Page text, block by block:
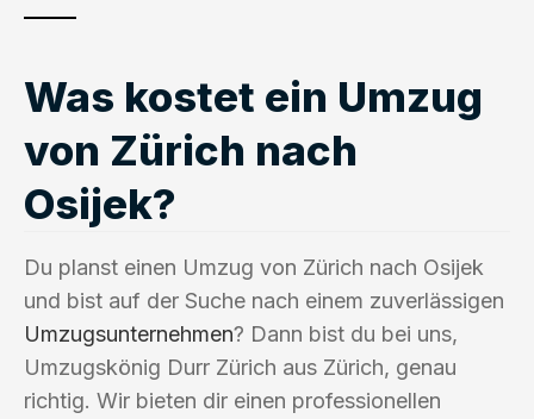
Was kostet ein Umzug
von Zürich nach
Osijek?
Du planst einen Umzug von Zürich nach Osijek
und bist auf der Suche nach einem zuverlässigen
Umzugsunternehmen? Dann bist du bei uns,
Umzugskönig Durr Zürich aus Zürich, genau
richtig. Wir bieten dir einen professionellen